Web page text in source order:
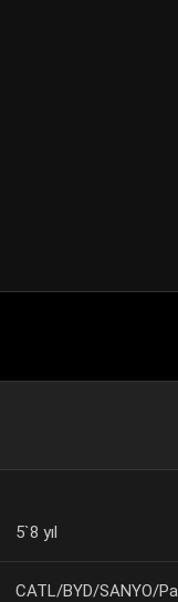
5`8 yıl
CATL/BYD/SANYO/